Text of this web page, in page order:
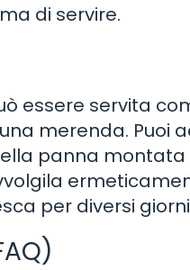
di servire.
essere servita
merenda. Puoi
panna
per diversi